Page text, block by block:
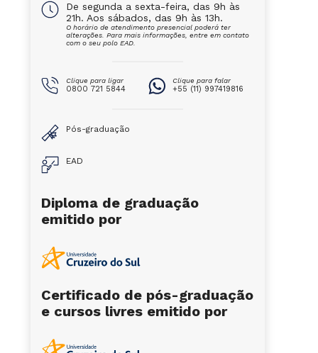
De segunda a sexta-feira, das 9h às
21h. Aos sábados, das 9h às 13h.
O horário de atendimento presencial poderá ter
alterações. Para mais informações, entre em contato
com o seu polo EAD.
Clique para ligar
0800 721 5844
Clique para falar
+55 (11) 997419816
Pós-graduação
EAD
Diploma de graduação
emitido por
Certificado de pós-graduação
e cursos livres emitido por